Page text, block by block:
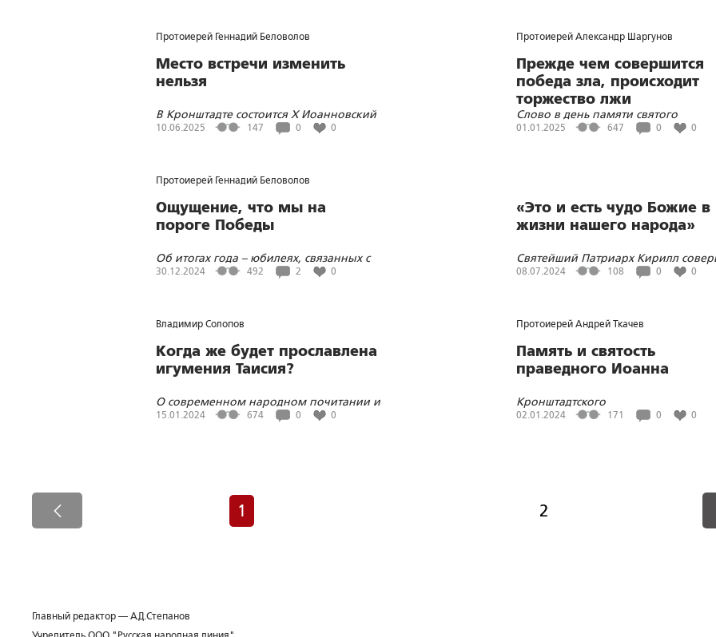
Протоиерей Геннадий Беловолов
Место встречи изменить
нельзя
В Кронштадте состоится Х Иоанновский
музейный фестиваль «В саду у Дорогого
10.06.2025 147 0 0
Протоиерей Александр Шаргунов
Прежде чем совершится
победа зла, происходит
торжество лжи
Слово в день памяти святого
праведного Иоанна Кронштадтского
01.01.2025 647 0 0
Протоиерей Геннадий Беловолов
Ощущение, что мы на
пороге Победы
Об итогах года – юбилеях, связанных с
памятью о.Иоанна Кронштадтского и
30.12.2024 492 2 0
«Это и есть чудо Божие в
жизни нашего народа»
Святейший Патриарх Кирилл
Литургию в Иоанновском
08.07.2024 108 0 0
Владимир Солопов
Когда же будет прославлена
игумения Таисия?
О современном народном почитании и
прославлении леушинской
15.01.2024 674 0 0
Протоиерей Андрей Ткачев
Память и святость
праведного Иоанна
Кронштадтского
02.01.2024 171 0 0
1 2
Главный редактор — А.Д.Степанов